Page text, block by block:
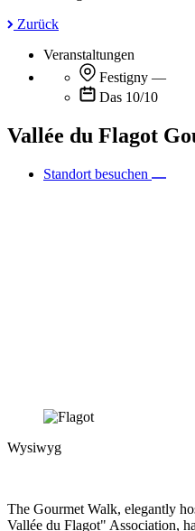
Zurück
Veranstaltungen
Festigny —
Das 10/10
Vallée du Flagot
Standort besuchen
Wysiwyg
The Gourmet Walk, elegantly
Vallée du Flagot" Association,